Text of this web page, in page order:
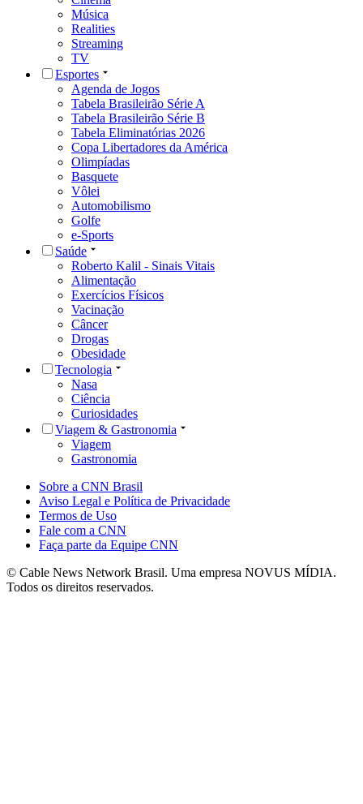
Música
Realities
Streaming
TV
Esportes
Agenda de Jogos
Tabela Brasileirão Série A
Tabela Brasileirão Série B
Tabela Eliminatórias 2026
Copa Libertadores da América
Olimpíadas
Basquete
Vôlei
Automobilismo
Golfe
e-Sports
Saúde
Roberto Kalil - Sinais Vitais
Alimentação
Exercícios Físicos
Vacinação
Câncer
Drogas
Obesidade
Tecnologia
Nasa
Ciência
Curiosidades
Viagem & Gastronomia
Viagem
Gastronomia
Sobre a CNN Brasil
Aviso Legal e Política de Privacidade
Termos de Uso
Fale com a CNN
Faça parte da Equipe CNN
© Cable News Network Brasil. Uma empresa NOVUS MÍDIA.
Todos os direitos reservados.